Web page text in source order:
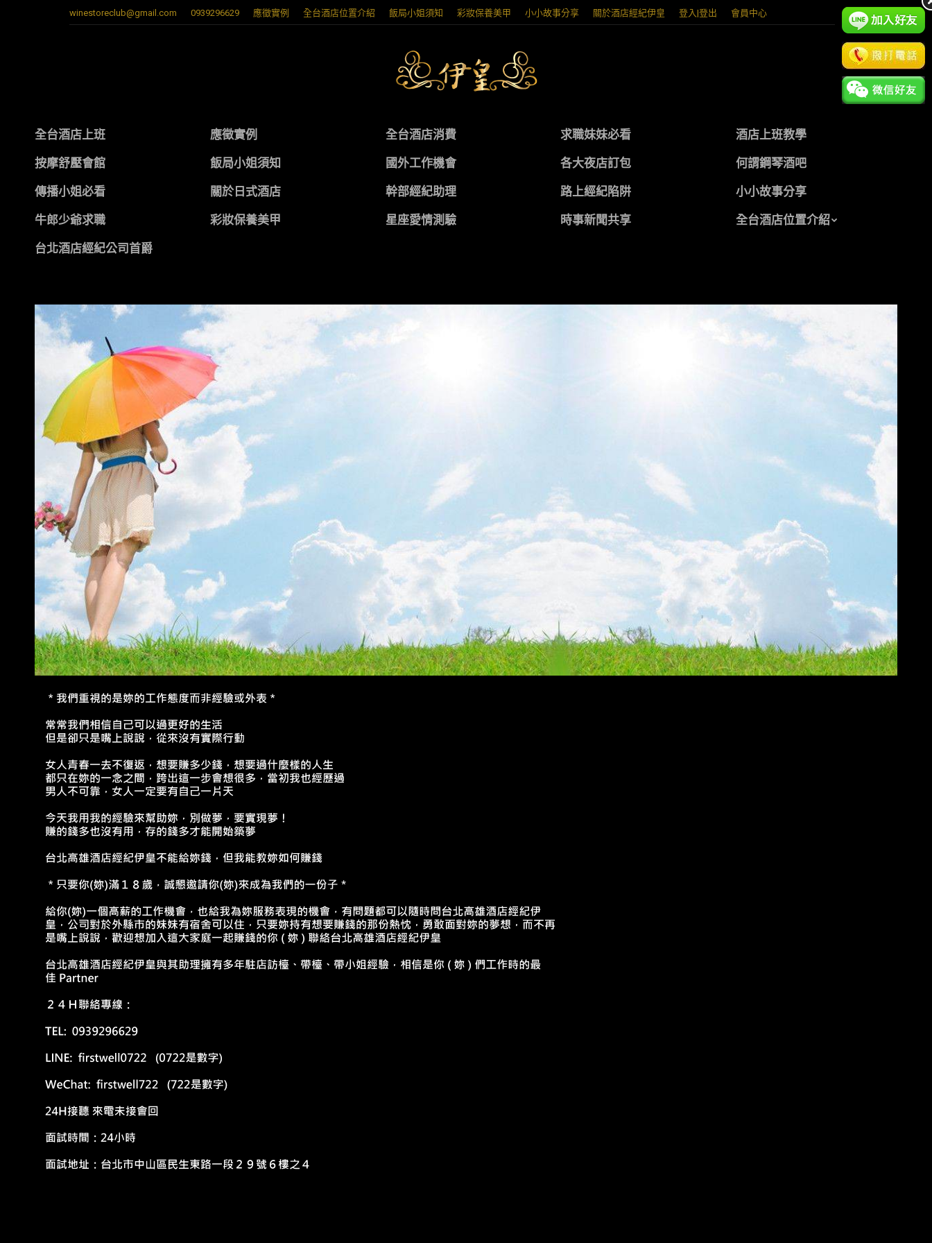
winestoreclub@gmail.com 0939296629 應徵實例 全台酒店位置介紹 飯局小姐須知 彩妝保養美甲 小小故事分享 關於酒店經紀伊皇 登入|登出 會員中心
全台酒店上班 應徵實例 全台酒店消費 求職妹妹必看 酒店上班教學
按摩舒壓會館 飯局小姐須知 國外工作機會 各大夜店訂包 何謂鋼琴酒吧
傳播小姐必看 關於日式酒店 幹部經紀助理 路上經紀陷阱 小小故事分享
牛郎少爺求職 彩妝保養美甲 星座愛情測驗 時事新聞共享 全台酒店位置介紹
台北酒店經紀公司首爵